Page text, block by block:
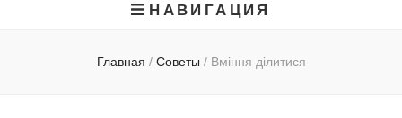
НАВИГАЦИЯ
Главная / Советы / Вміння ділитися